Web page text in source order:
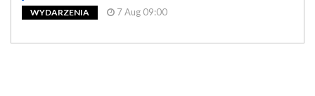
WYDARZENIA 7 Aug 09:00